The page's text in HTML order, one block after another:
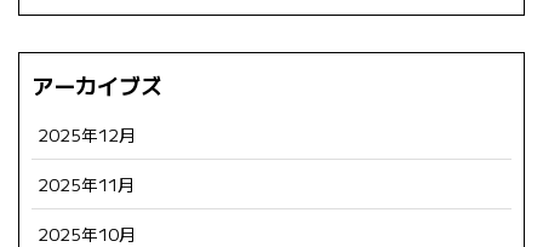
アーカイブズ
2025年12月
2025年11月
2025年10月